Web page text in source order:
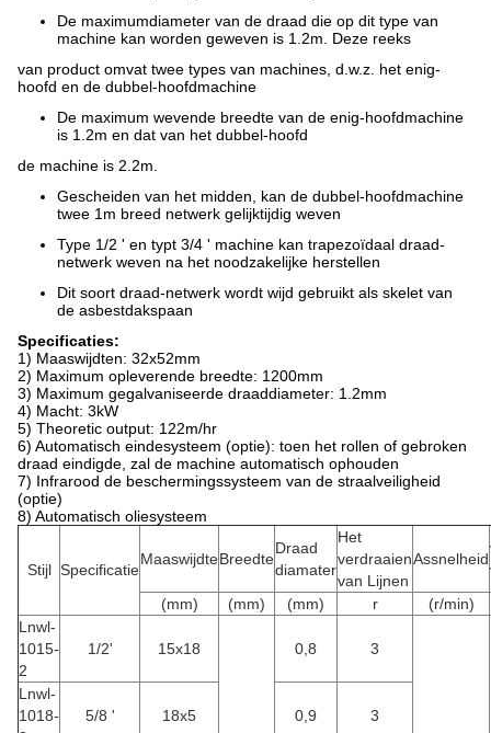
De maximumdiameter van de draad die op dit type van
machine kan worden geweven is 1.2m. Deze reeks
van product omvat twee types van machines, d.w.z. het enig-
hoofd en de dubbel-hoofdmachine
De maximum wevende breedte van de enig-hoofdmachine
is 1.2m en dat van het dubbel-hoofd
de machine is 2.2m.
Gescheiden van het midden, kan de dubbel-hoofdmachine
twee 1m breed netwerk gelijktijdig weven
Type 1/2 ' en typt 3/4 ' machine kan trapezoïdaal draad-
netwerk weven na het noodzakelijke herstellen
Dit soort draad-netwerk wordt wijd gebruikt als skelet van
de asbestdakspaan
Specificaties:
1) Maaswijdten: 32x52mm
2) Maximum opleverende breedte: 1200mm
3) Maximum gegalvaniseerde draaddiameter: 1.2mm
4) Macht: 3kW
5) Theoretic output: 122m/hr
6) Automatisch eindesysteem (optie): toen het rollen of gebroken
draad eindigde, zal de machine automatisch ophouden
7) Infrarood de beschermingssysteem van de straalveiligheid
(optie)
8) Automatisch oliesysteem
Stijl Specificatie
MaaswijdteBreedte
Draad
diamater
Het
verdraaien
van Lijnen
Assnelheid
(mm)
(mm) (mm) r
(r/min)
Lnwl-
1015-
2
1/2' 15x18 0,8 3
Lnwl-
1018-
5/8 ' 18x5 0,9 3